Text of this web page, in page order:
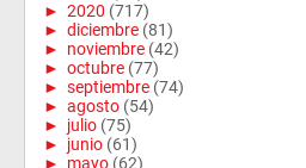
► 2020 (717)
► diciembre (81)
► noviembre (42)
► octubre (77)
► septiembre (74)
► agosto (54)
► julio (75)
► junio (61)
► mayo (62)